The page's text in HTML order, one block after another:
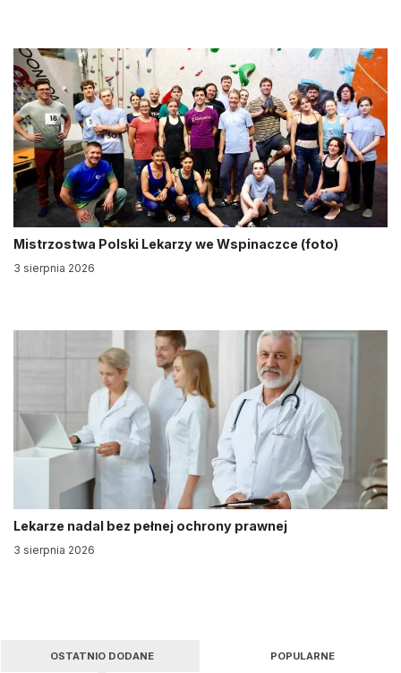
Mistrzostwa Polski Lekarzy we Wspinaczce (foto)
3 sierpnia 2026
Lekarze nadal bez pełnej ochrony prawnej
3 sierpnia 2026
OSTATNIO DODANE POPULARNE